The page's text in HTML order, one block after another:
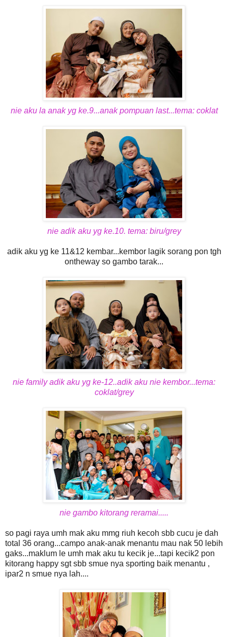
nie aku la anak yg ke.9...anak pompuan last...tema: coklat
nie adik aku yg ke.10. tema: biru/grey
adik aku yg ke 11&12 kembar...kembor lagik sorang pon tgh
ontheway so gambo tarak...
nie family adik aku yg ke-12..adik aku nie kembor...tema:
coklat/grey
nie gambo kitorang reramai.....
so pagi raya umh mak aku mmg riuh kecoh sbb cucu je dah
total 36 orang...campo anak-anak menantu mau nak 50 lebih
gaks...maklum le umh mak aku tu kecik je...tapi kecik2 pon
kitorang happy sgt sbb smue nya sporting baik menantu ,
ipar2 n smue nya lah....